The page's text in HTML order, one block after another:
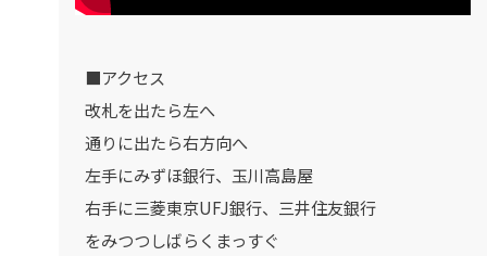
■アクセス
改札を出たら左へ
通りに出たら右方向へ
左手にみずほ銀行、玉川高島屋
右手に三菱東京UFJ銀行、三井住友銀行
をみつつしばらくまっすぐ